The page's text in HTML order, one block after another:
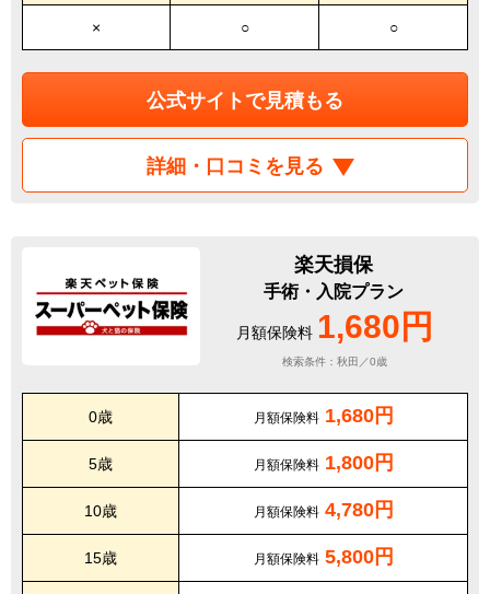
× ○ ○
公式サイトで見積もる
詳細・口コミを見る
楽天損保
手術・入院プラン
月額保険料 1,680円
検索条件：秋田／0歳
0歳 月額保険料 1,680円
5歳 月額保険料 1,800円
10歳 月額保険料 4,780円
15歳 月額保険料 5,800円